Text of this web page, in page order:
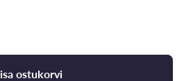
ostukorvi